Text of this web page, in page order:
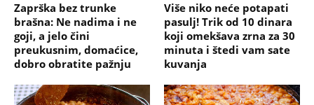
Zaprška bez trunke
brašna: Ne nadima i ne
goji, a jelo čini
preukusnim, domaćice,
dobro obratite pažnju
Više niko neće potapati
pasulj! Trik od 10 dinara
koji omekšava zrna za 30
minuta i štedi vam sate
kuvanja